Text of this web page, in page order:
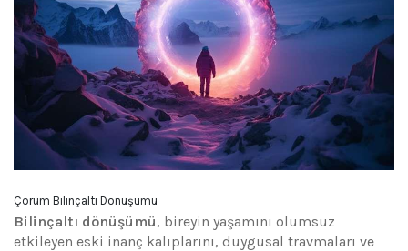
Çorum Bilinçaltı Dönüşümü
Bilinçaltı dönüşümü, bireyin yaşamını olumsuz
etkileyen eski inanç kalıplarını, duygusal travmaları ve